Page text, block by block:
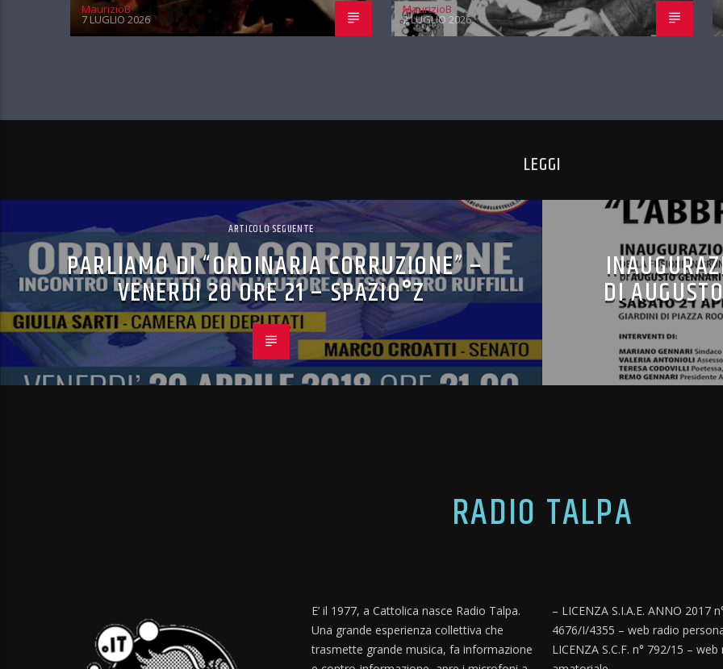
MaurizioB
7 LUGLIO 2026
MaurizioB
2 LUGLIO 2026
LEGGI
ARTICOLO SEGUENTE
PARLIAMO DI “ORDINARIA CORRUZIONE” –
VENERDÌ 20 ORE 21 – SPAZIO°Z DI
RADIO TALPA
E’ il 1977, a Cattolica nasce Radio Talpa.
Una grande esperienza collettiva che
trasmette grande musica, fa informazione
– LICENZA S.I.A.E. ANNO 2017
4676/I/4355 – web radio
LICENZA S.C.F. n° 792/15 –